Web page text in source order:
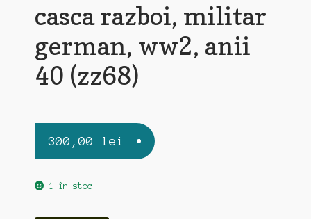
casca razboi, militar
german, ww2, anii
40 (zz68)
300,00 lei
1 în stoc